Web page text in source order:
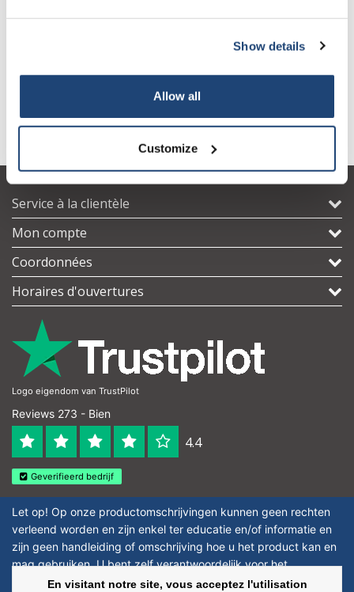
Show details
Allow all
Customize
€56,93 Sans les taxes
Service à la clientèle
Mon compte
Coordonnées
Horaires d'ouvertures
Logo eigendom van TrustPilot
Reviews 273 - Bien
4.4
Geverifieerd bedrijf
Let op! Op onze productomschrijvingen kunnen geen rechten
verleend worden en zijn enkel ter educatie en/of informatie en
zijn geen handleiding of omschrijving hoe u het product kan en
mag gebruiken. U bent zelf verantwoordelijk voor het
toepassen van eventuele nationale en internationale wetgeving
En visitant notre site, vous acceptez l'utilisation